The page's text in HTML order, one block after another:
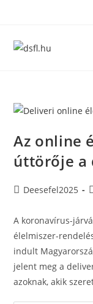
content
Az online
úttörője a
PostDeesefel2025
A koronavírus-
élelmiszer-
indult
jelent meg a
azoknak, akik